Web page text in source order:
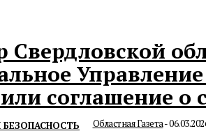
соглашение о
Областная Газета-